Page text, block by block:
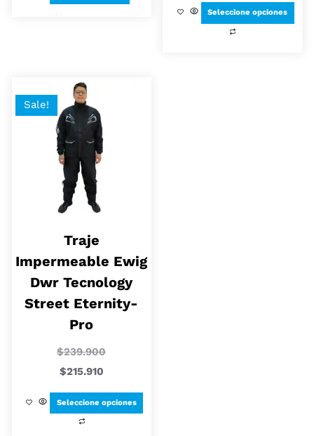
Seleccione opciones
Sale!
Traje
Impermeable Ewig
Dwr Tecnology
Street Eternity-
Pro
$239.900
$215.910
Seleccione opciones